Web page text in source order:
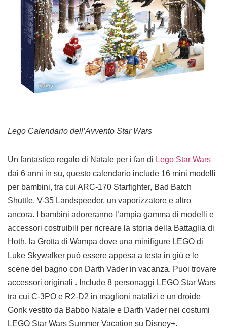
Lego Calendario dell’Avvento Star Wars
Un fantastico regalo di Natale per i fan di Lego Star Wars
dai 6 anni in su, questo calendario include 16 mini modelli
per bambini, tra cui ARC-170 Starfighter, Bad Batch
Shuttle, V-35 Landspeeder, un vaporizzatore e altro
ancora. I bambini adoreranno l’ampia gamma di modelli e
accessori costruibili per ricreare la storia della Battaglia di
Hoth, la Grotta di Wampa dove una minifigure LEGO di
Luke Skywalker può essere appesa a testa in giù e le
scene del bagno con Darth Vader in vacanza. Puoi trovare
accessori originali . Include 8 personaggi LEGO Star Wars
tra cui C-3PO e R2-D2 in maglioni natalizi e un droide
Gonk vestito da Babbo Natale e Darth Vader nei costumi
LEGO Star Wars Summer Vacation su Disney+.